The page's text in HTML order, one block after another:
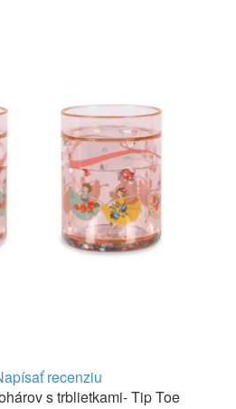
recenziu
s trblietkami- Tip Toe